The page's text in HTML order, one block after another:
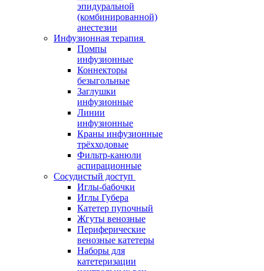
эпидуральной
(комбинированной)
анестезии
Инфузионная терапия
Помпы
инфузионные
Коннекторы
безыгольные
Заглушки
инфузионные
Линии
инфузионные
Краны инфузионные
трёхходовые
Фильтр-канюли
аспирационные
Сосудистый доступ
Иглы-бабочки
Иглы Губера
Катетер пупочный
Жгуты венозные
Периферические
венозные катетеры
Наборы для
катетеризации